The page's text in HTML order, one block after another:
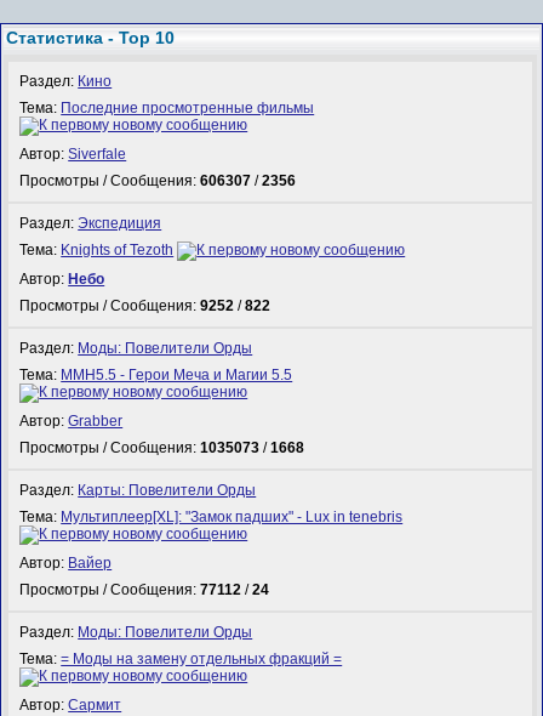
Статистика - Top 10
Раздел: Кино
Тема: Последние просмотренные фильмы
Автор:Siverfale
Просмотры / Сообщения:606307 /2356
Раздел:Экспедиция
Тема: Knights of Tezoth
Автор: Небо
Просмотры / Сообщения:9252 /822
Раздел: Моды: Повелители Орды
Тема: MMH5.5 - Герои Меча и Магии 5.5
Автор:Grabber
Просмотры / Сообщения:1035073 /1668
Раздел: Карты: Повелители Орды
Тема: Мультиплеер[XL]: "Замок падших" - Lux in tenebris
Автор: Вайер
Просмотры / Сообщения:77112 /24
Раздел: Моды: Повелители Орды
Тема:= Моды на замену отдельных фракций =
Автор:Сармит